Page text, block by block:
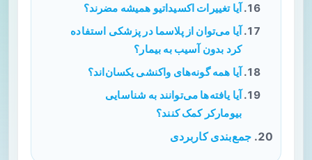
آیا تغییرات اکسیداتیو همیشه مضرند؟
آیا می‌توان از پلاسما در پزشکی استفاده
کرد بدون آسیب به بیمار؟
آیا همه گونه‌های واکنشی یکسان‌اند؟
آیا یافته‌ها می‌توانند به شناسایی
بیومارکر کمک کنند؟
جمع‌بندی کاربردی